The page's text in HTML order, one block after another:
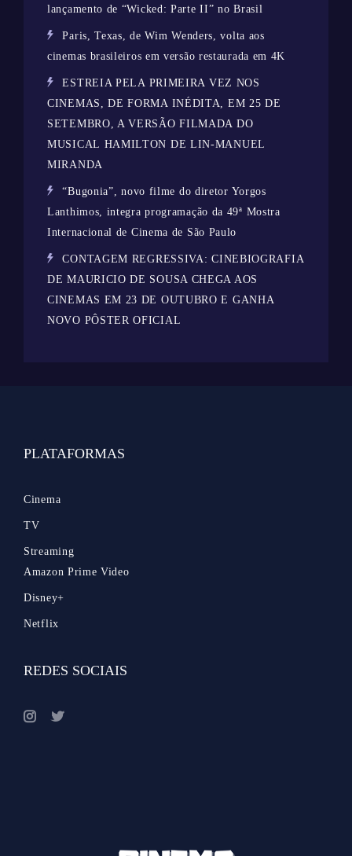
lançamento de “Wicked: Parte II” no Brasil
Paris, Texas, de Wim Wenders, volta aos
cinemas brasileiros em versão restaurada em 4K
ESTREIA PELA PRIMEIRA VEZ NOS
CINEMAS, DE FORMA INÉDITA, EM 25 DE
SETEMBRO, A VERSÃO FILMADA DO
MUSICAL HAMILTON DE LIN-MANUEL
MIRANDA
“Bugonia”, novo filme do diretor Yorgos
Lanthimos, integra programação da 49ª Mostra
Internacional de Cinema de São Paulo
CONTAGEM REGRESSIVA: CINEBIOGRAFIA
DE MAURICIO DE SOUSA CHEGA AOS
CINEMAS EM 23 DE OUTUBRO E GANHA
NOVO PÔSTER OFICIAL
PLATAFORMAS
Cinema
TV
Streaming
Amazon Prime Video
Disney+
Netflix
REDES SOCIAIS